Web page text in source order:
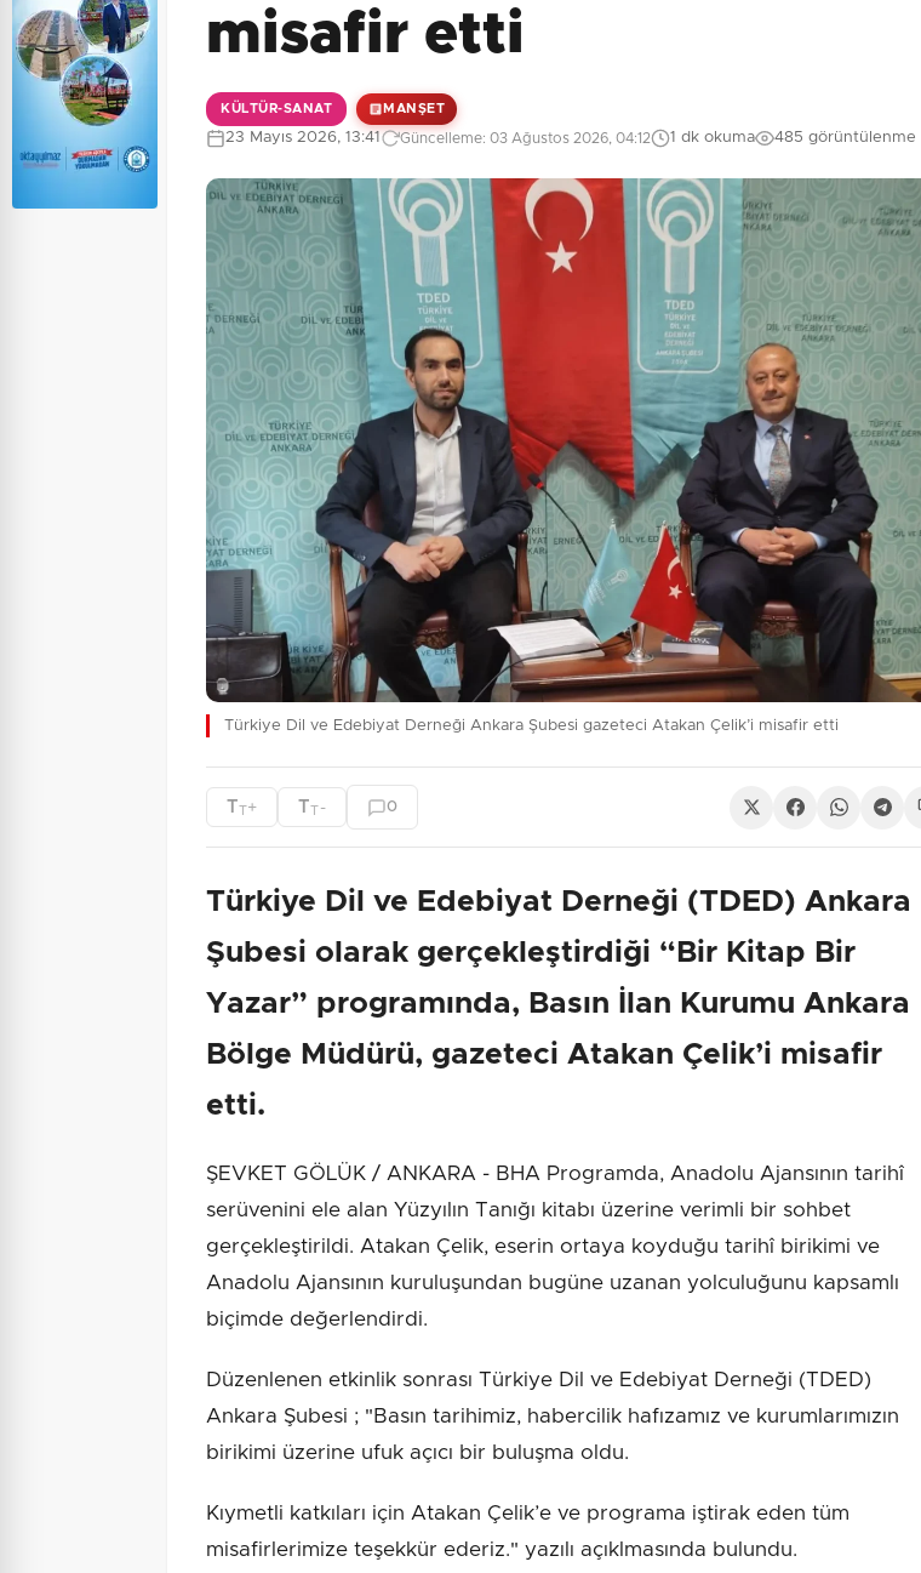
misafir etti
KÜLTÜR-SANAT MANŞET
23 Mayıs 2026, 13:41 Güncelleme: 03 Ağustos 2026, 04:12 1 dk okuma 485 görüntülenme
Türkiye Dil ve Edebiyat Derneği Ankara Şubesi gazeteci Atakan Çelik’i misafir etti
T + T - 0
Türkiye Dil ve Edebiyat Derneği (TDED) Ankara
Şubesi olarak gerçekleştirdiği “Bir Kitap Bir
Yazar” programında, Basın İlan Kurumu Ankara
Bölge Müdürü, gazeteci Atakan Çelik’i misafir
etti.
ŞEVKET GÖLÜK / ANKARA - BHA Programda, Anadolu Ajansının tarihî
serüvenini ele alan Yüzyılın Tanığı kitabı üzerine verimli bir sohbet
gerçekleştirildi. Atakan Çelik, eserin ortaya koyduğu tarihî birikimi ve
Anadolu Ajansının kuruluşundan bugüne uzanan yolculuğunu kapsamlı
biçimde değerlendirdi.
Düzenlenen etkinlik sonrası Türkiye Dil ve Edebiyat Derneği (TDED)
Ankara Şubesi ; "Basın tarihimiz, habercilik hafızamız ve kurumlarımızın
birikimi üzerine ufuk açıcı bir buluşma oldu.
Kıymetli katkıları için Atakan Çelik’e ve programa iştirak eden tüm
misafirlerimize teşekkür ederiz." yazılı açıklmasında bulundu.